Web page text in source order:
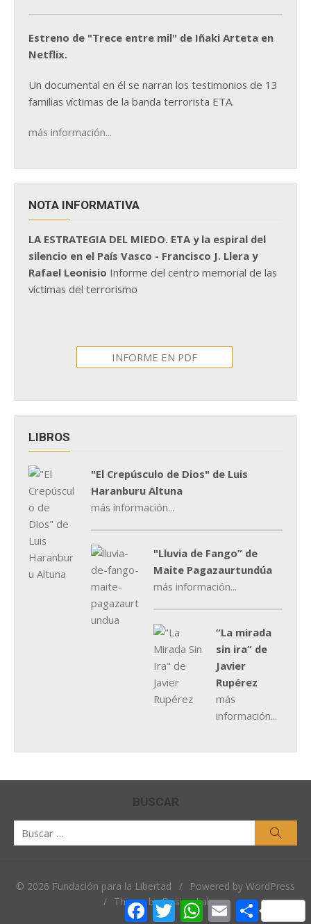
Estreno de "Trece entre mil" de Iñaki Arteta en
Netflix.
Un documental en él se narran los testimonios de 13
familias víctimas de la banda terrorista ETA.
más información...
NOTA INFORMATIVA
LA ESTRATEGIA DEL MIEDO. ETA y la espiral del
silencio en el País Vasco - Francisco J. Llera y
Rafael Leonisio Informe del centro memorial de las
víctimas del terrorismo
INFORME EN PDF
LIBROS
"El Crepúsculo de Dios" de Luis
Haranburu Altuna
más información...
"Lluvia de Fango” de
Maite Pagazaurtundúa
más información...
“La mirada
sin ira” de
Javier
Rupérez
más
información...
BUSCAR
© 2026 Fundación para la Libertad /
Powered by WordPress
/ Theme by Design Lab
Facebook
TwitterWhatsApp
EmailCompartir